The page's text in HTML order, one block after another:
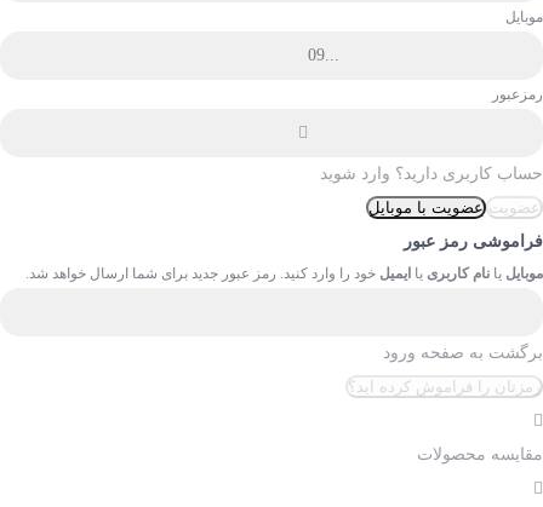
موبایل
رمزعبور
حساب کاربری دارید؟ وارد شوید
عضویت عضویت با موبایل
فراموشی رمز عبور
موبایل یا نام کاربری یا ایمیل خود را وارد کنید. رمز عبور جدید برای شما ارسال خواهد شد.
برگشت به صفحه ورود
رمزتان را فراموش کرده اید؟
مقایسه محصولات